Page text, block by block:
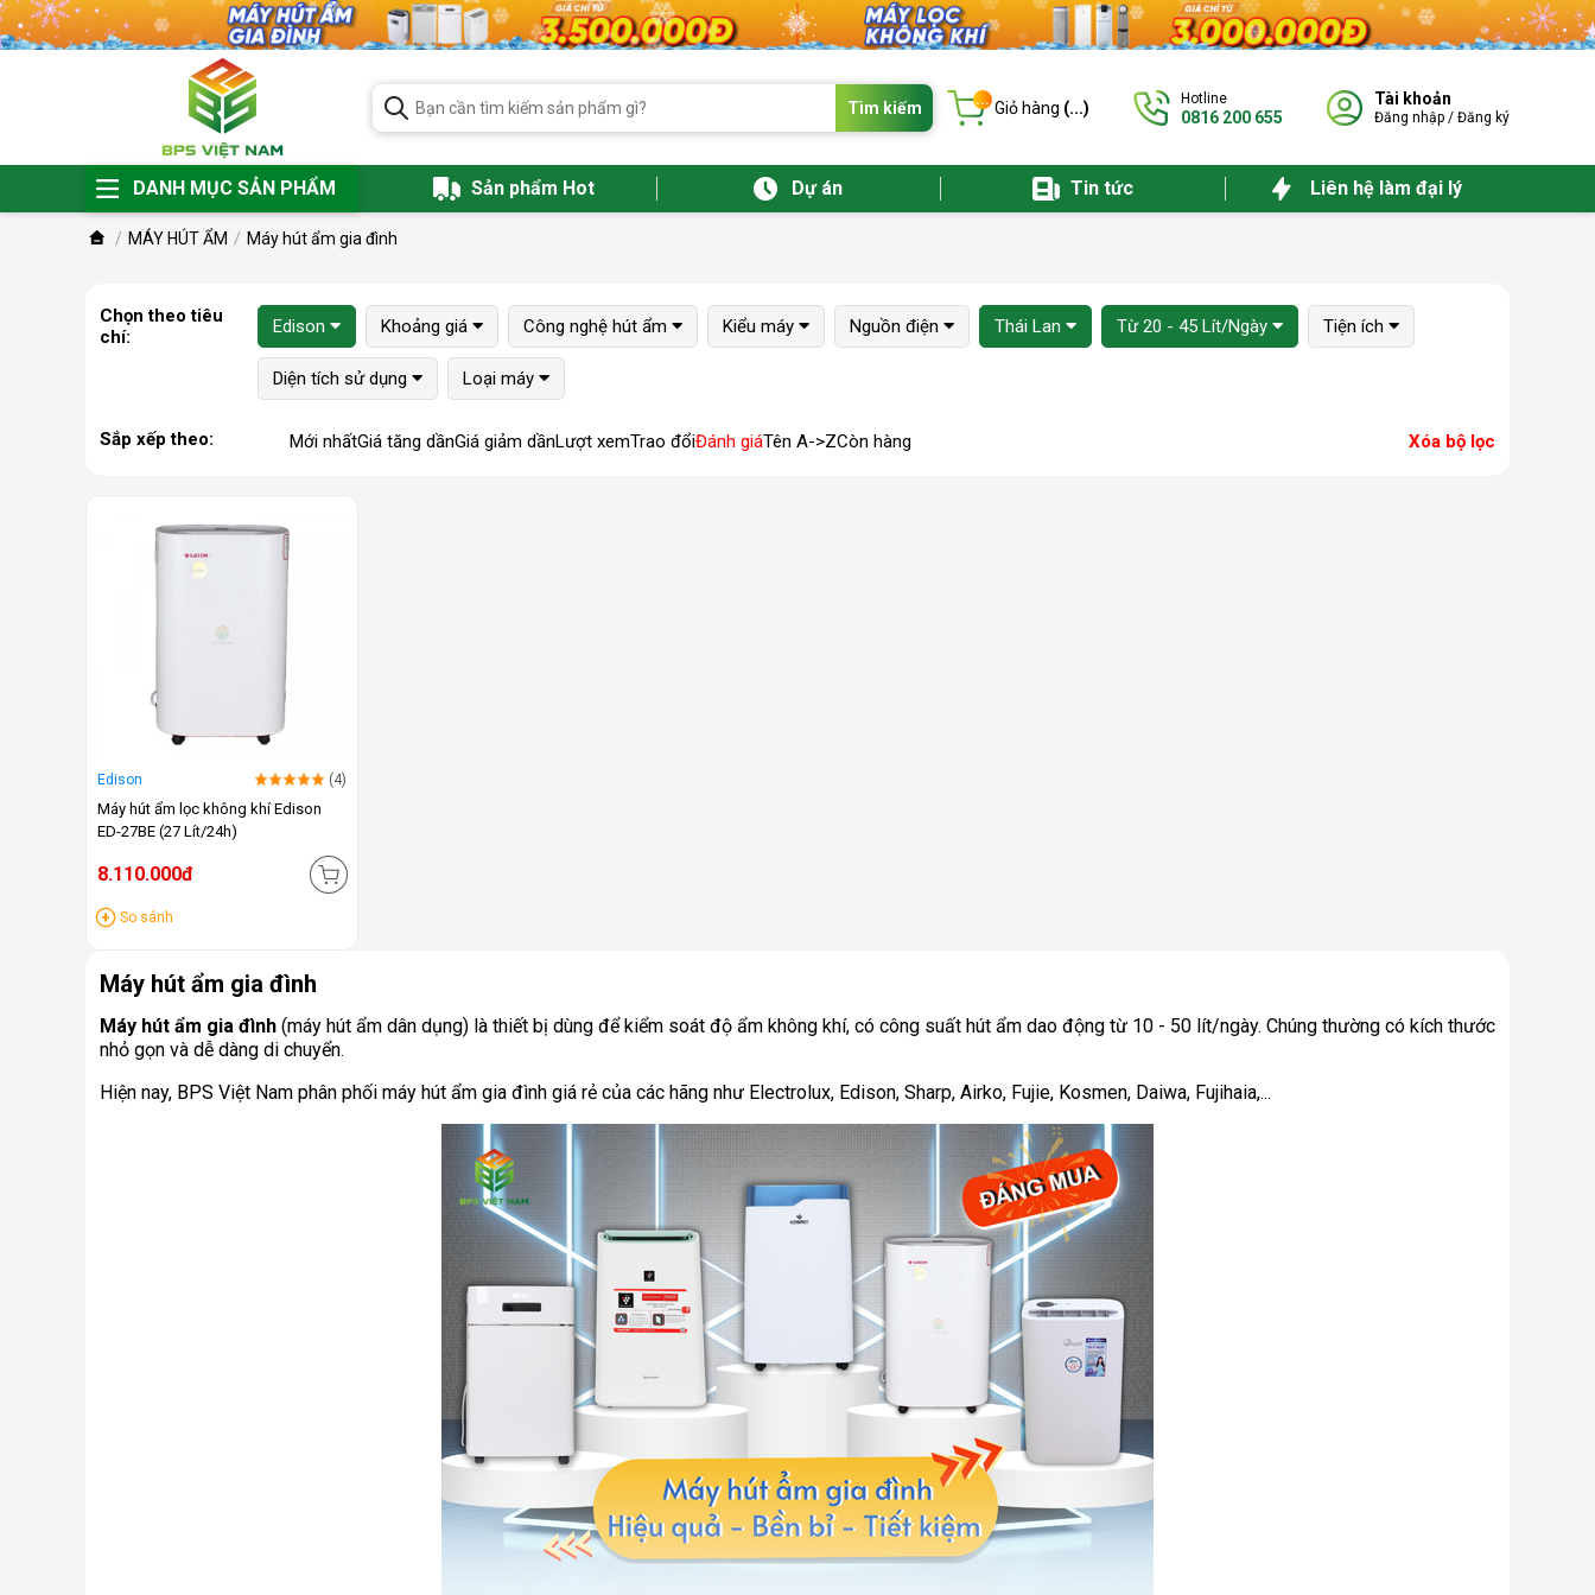
Tìm kiếm ... Giỏ hàng (...) Hotline
0816 200 655
Tài khoản
Đăng nhập / Đăng ký
DANH MỤC SẢN PHẨM Sản phẩm Hot Dự án Tin tức Liên hệ làm đại lý
MÁY HÚT ẨM Máy hút ẩm gia đình
Chọn theo tiêu
chí:
Edison Khoảng giá Công nghệ hút ẩm Kiểu máy Nguồn điện Thái Lan Từ 20 - 45 Lít/Ngày Tiện ích
Diện tích sử dụng Loại máy
Sắp xếp theo: Mới nhấtGiá tăng dầnGiá giảm dầnLượt xemTrao đổiĐánh giáTên A->ZCòn hàng Xóa bộ lọc
Edison (4)
Máy hút ẩm lọc không khí Edison
ED-27BE (27 Lít/24h)
8.110.000đ
So sánh
Máy hút ẩm gia đình
Máy hút ẩm gia đình (máy hút ẩm dân dụng) là thiết bị dùng để kiểm soát độ ẩm không khí, có công suất hút ẩm dao động từ 10 - 50 lít/ngày. Chúng thường có kích thước
nhỏ gọn và dễ dàng di chuyển.
Hiện nay, BPS Việt Nam phân phối máy hút ẩm gia đình giá rẻ của các hãng như Electrolux, Edison, Sharp, Airko, Fujie, Kosmen, Daiwa, Fujihaia,...